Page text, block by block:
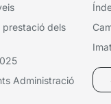
prestació dels
Administració